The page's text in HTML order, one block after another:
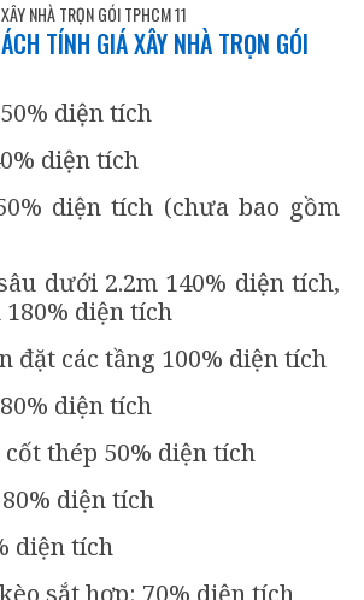
XÂY NHÀ TRỌN GÓI TPHCM 11
TÍNH GIÁ XÂY NHÀ TRỌN GÓI
diện tích
diện tích
diện tích (chưa bao gồm
dưới 2.2m 140% diện tích,
diện tích
đặt các tầng 100% diện tích
diện tích
thép 50% diện tích
diện tích
diện tích